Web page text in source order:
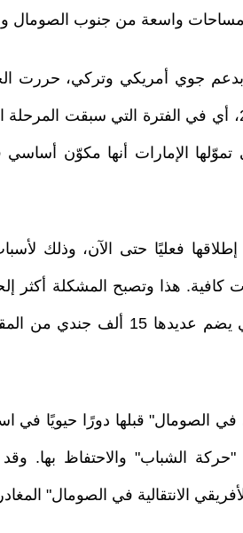
مساحات واسعة من جنوب
وبدعم جوي أمريكي وتركي، حررت
كبيرة في جنوب البلاد ووسطها. وفي منتصف العام 2023، أي في الفترة التي
الإمارات أنها مكوّن
إطلاقها فعليًا حتى الآن، وذلك
كافية. هذا وتصبح المشكلة أكثر
قوات "بعثة الاتحاد الأفريقي الانتقالية في الصومال"
الأفريقي في الصومال" قبلها دورًا حيويًا
الشباب" والاحتفاظ بها. وقد
الانتقالية في الصومال"